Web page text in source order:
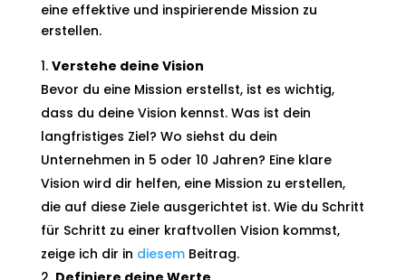
eine effektive und inspirierende Mission zu
erstellen.
Verstehe deine Vision
Bevor du eine Mission erstellst, ist es wichtig,
dass du deine Vision kennst. Was ist dein
langfristiges Ziel? Wo siehst du dein
Unternehmen in 5 oder 10 Jahren? Eine klare
Vision wird dir helfen, eine Mission zu erstellen,
die auf diese Ziele ausgerichtet ist. Wie du Schritt
für Schritt zu einer kraftvollen Vision kommst,
zeige ich dir in diesemBeitrag.